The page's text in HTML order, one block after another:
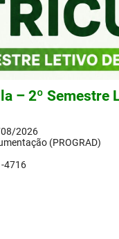
– 2º Semestre
2026
(PROGRAD)
4716